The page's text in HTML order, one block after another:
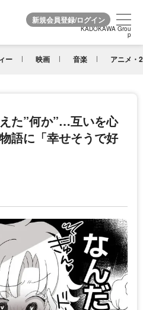
KADOKAWA Grou
p
ー 映画 音楽 アニメ・
KADOKAWA Grou
p
た”何か”…互いを心
語に「幸せそうで好